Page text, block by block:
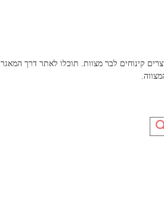
קינוחים לבר מצוות. תוכלו לאתר דרך המאגר